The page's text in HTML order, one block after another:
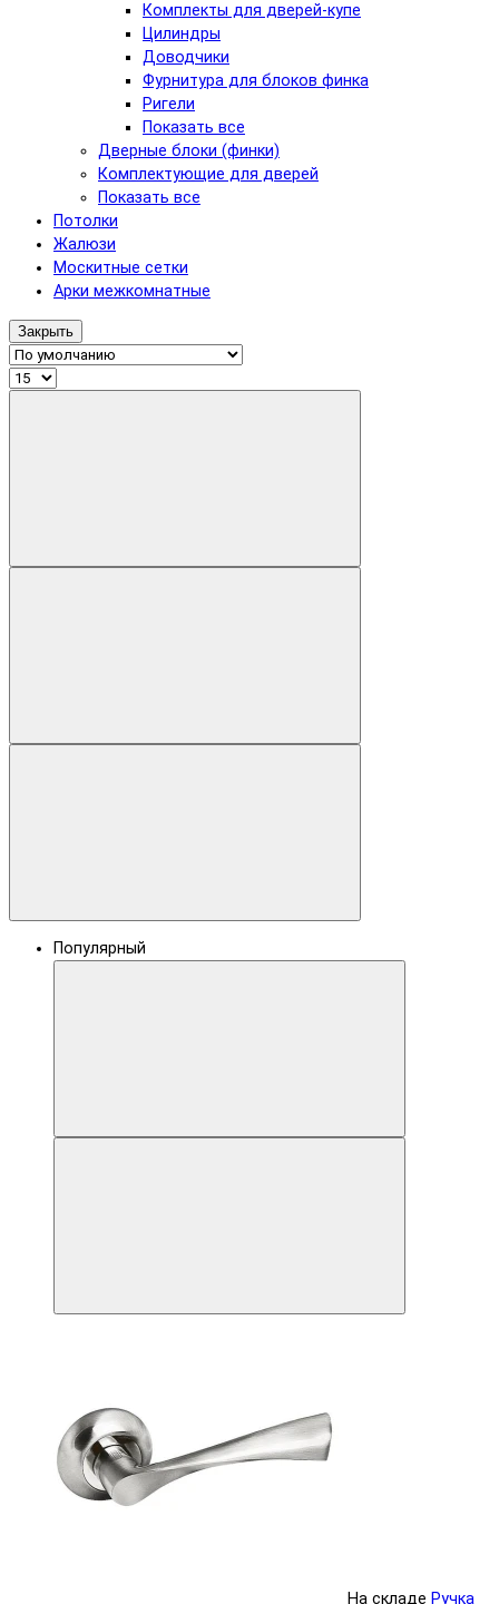
Комплекты для дверей-купе
Цилиндры
Доводчики
Фурнитура для блоков финка
Ригели
Показать все
Дверные блоки (финки)
Комплектующие для дверей
Показать все
Потолки
Жалюзи
Москитные сетки
Арки межкомнатные
Закрыть
Популярный
На складе Ручка